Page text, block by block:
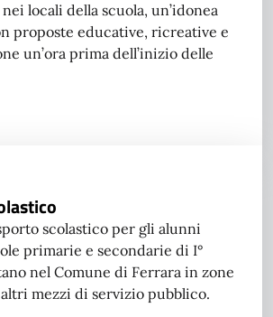
locali della scuola, un’idonea
proposte educative, ricreative e
un’ora prima dell’inizio delle
scolastico per gli alunni
primarie e secondarie di I°
nel Comune di Ferrara in zone
mezzi di servizio pubblico.